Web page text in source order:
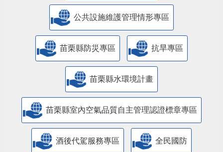
​公共設施維護管理情形專區
苗栗縣防災專區 抗旱專區
苗栗縣水環境計畫
苗栗縣室內空氣品質自主管理認證標章專區
酒後代駕服務專區 全民國防